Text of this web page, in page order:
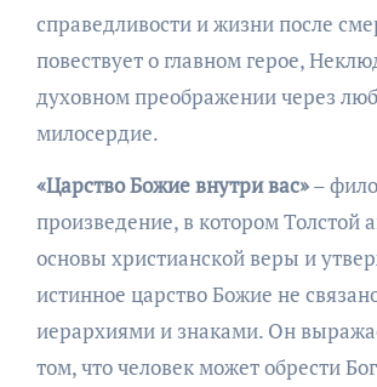
справедливости и жизни после
повествует о главном герое,
духовном преображении через
милосердие.
«Царство Божие внутри вас»–
произведение, в котором Толстой
основы христианской веры и
истинное царство Божие не
иерархиями и знаками. Он
том, что человек может обрести